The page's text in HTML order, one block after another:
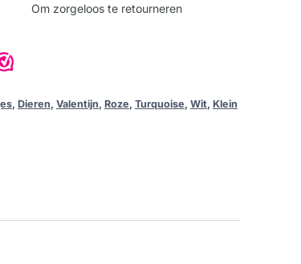
Om zorgeloos te retourneren
, Dieren, Valentijn, Roze, Turquoise, Wit, Klein